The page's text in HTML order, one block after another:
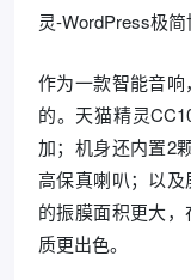
作为一款智能音
的。天猫精灵
加；机身还内置2
高保真喇叭；以
的振膜面积更大
质更出色。